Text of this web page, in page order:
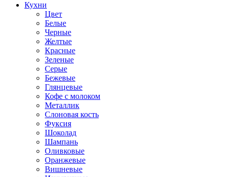
Кухни
Цвет
Белые
Черные
Желтые
Красные
Зеленые
Серые
Бежевые
Глянцевые
Кофе с молоком
Металлик
Слоновая кость
Фуксия
Шоколад
Шампань
Оливковые
Оранжевые
Вишневые